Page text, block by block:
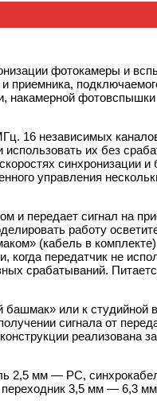
фотокамеры и
приемника,
накамерной
16 независимых
их без
синхронизации
управления
и передает сигнал на
работу
(кабель в
когда передатчик не
срабатываний.
или к студийной
сигнала от
реализована
2,5 мм — PC,
переходник 3,5 мм — 6,3